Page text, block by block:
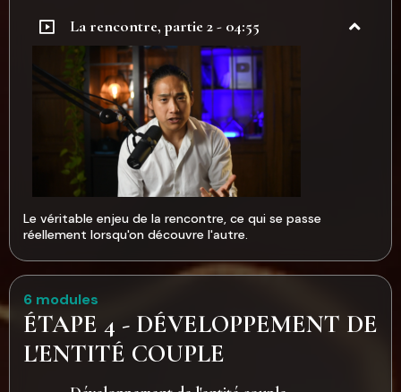
La rencontre, partie 2 - 04:55
Le véritable enjeu de la rencontre, ce qui se passe
réellement lorsqu'on découvre l'autre.
6 modules
ÉTAPE 4 - DÉVELOPPEMENT DE
L'ENTITÉ COUPLE